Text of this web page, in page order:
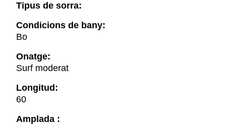
Tipus de sorra:
Condicions de bany:
Bo
Onatge:
Surf moderat
Longitud:
60
Amplada :